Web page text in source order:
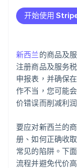
忘记收取商品及
在不应该申报退
在结账时应用商
跟踪商品及服务
开始使用
新西兰的商品及
注册商品及服务
申报表，并确保
作不当，您可能
价错误而削减利润
要应对新西兰的
册、如何正确收
常见的陷阱。下
流程并避免代价